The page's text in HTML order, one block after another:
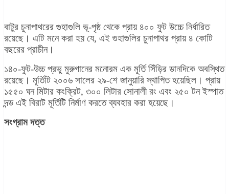
বাটুর চুনাপাথরের গুহাগুলি ভূ-পৃষ্ঠ থেকে প্রায় ৪০০ ফুট উচ্চে নির্ধারিত
রয়েছে। এটি মনে করা হয় যে, এই গুহাগুলির চুনাপাথর প্রায় ৪ কোটি
বছরের প্রাচীন।
১৪০-ফুট-উচ্চ প্রভু মুরুগানের মনোরম এক মূর্তি সিঁড়ির ডানদিকে অবস্থিত
রয়েছে। মূর্তিটি ২০০৬ সালের ২৯-শে জানুয়ারি স্থাপিত হয়েছিল। প্রায়
১৫৫০ ঘন মিটার কংক্রিট, ৩০০ লিটার সোনালী রং এবং ২৫০ টন ইস্পাত
দন্ড এই বিরাট মূর্তিটি নির্মাণ করতে ব্যবহার করা হয়েছে।
সংগ্রাম দত্ত